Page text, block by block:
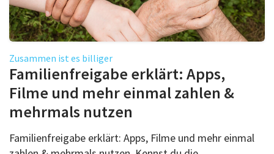
Zusammen ist es billiger
Familienfreigabe erklärt: Apps,
Filme und mehr einmal zahlen &
mehrmals nutzen
Familienfreigabe erklärt: Apps, Filme und mehr einmal